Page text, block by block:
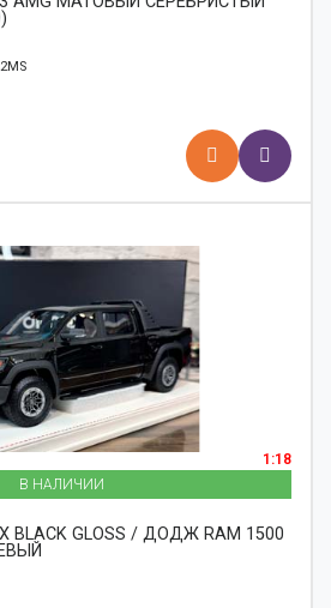
1:18
В НАЛИЧИИ
BLACK GLOSS / ДОДЖ RAM 1500